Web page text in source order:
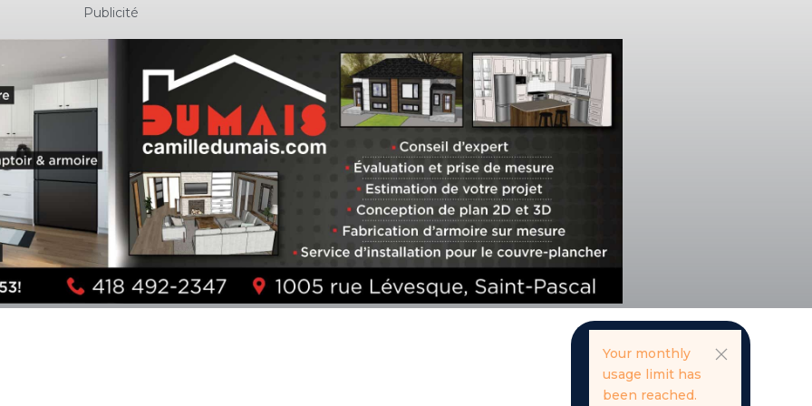
Publicité
Your monthly
usage limit has
been reached.